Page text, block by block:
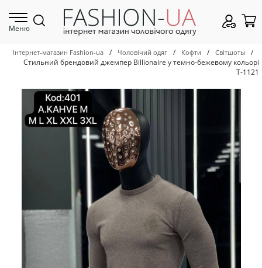
Меню
Інтернет-магазин Fashion-ua / Чоловічий одяг / Кофти / Світшоты
/
Стильний брендовий джемпер Billionaire у темно-бежевому кольорі
Т-1121